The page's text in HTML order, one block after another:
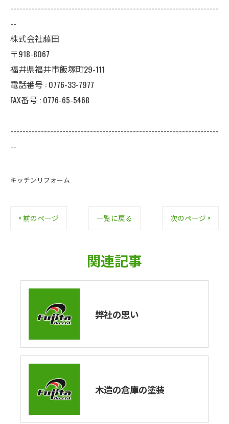
--------------------------------------------------------------------
--
株式会社藤田
〒918-8067
福井県福井市飯塚町29-111
電話番号 : 0776-33-7977
FAX番号 : 0776-65-5468
--------------------------------------------------------------------
--
キッチンリフォーム
< 前のページ 一覧に戻る 次のページ >
関連記事
弊社の思い
木造の倉庫の塗装